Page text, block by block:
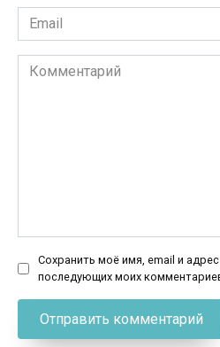
Email
*
Комментарий
Сохранить моё имя, email и
последующих моих